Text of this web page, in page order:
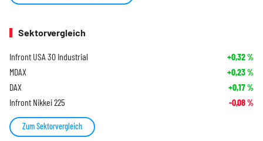
Sektorvergleich
Infront USA 30 Industrial +0,32%
MDAX +0,23%
DAX +0,17%
Infront Nikkei 225 -0,08%
Zum Sektorvergleich